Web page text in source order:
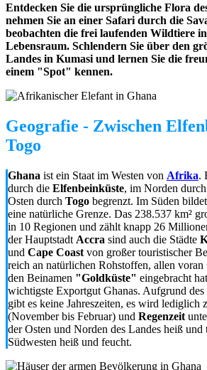
Entdecken Sie die ursprüngliche Flora
nehmen Sie an einer Safari durch die
beobachten die frei laufenden Wildtiere
Lebensraum. Schlendern Sie über den
Landes in Kumasi und lernen Sie die
einem "Spot" kennen.
Geografie - Zwischen
Togo
Ghana ist ein Staat im Westen von Afrika.
durch die Elfenbeinküste, im Norden durch
Osten durch Togo begrenzt. Im Süden
eine natürliche Grenze. Das 238.537 km²
in 10 Regionen und zählt knapp 26
der Hauptstadt Accra sind auch die Städte
und Cape Coast von großer touristischer
reich an natürlichen Rohstoffen, allen voran
den Beinamen "Goldküste" eingebracht
wichtigste Exportgut Ghanas. Aufgrund des
gibt es keine Jahreszeiten, es wird lediglich
(November bis Februar) und Regenzeit
der Osten und Norden des Landes heiß und
Südwesten heiß und feucht.